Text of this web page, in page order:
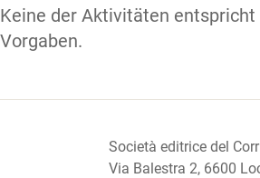
Keine der Aktivitäten
Vorgaben.
Società editrice del
Via Balestra 2, 6600